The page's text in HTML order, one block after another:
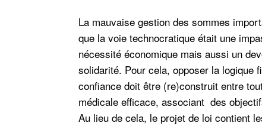
La mauvaise gestion des sommes
que la voie technocratique était une
nécessité économique mais aussi un
solidarité. Pour cela, opposer la logique
confiance doit être (re)construit entre
médicale efficace, associant des
Au lieu de cela, le projet de loi contient